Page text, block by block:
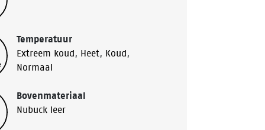
Temperatuur
Extreem koud, Heet, Koud,
Normaal
Bovenmateriaal
Nubuck leer